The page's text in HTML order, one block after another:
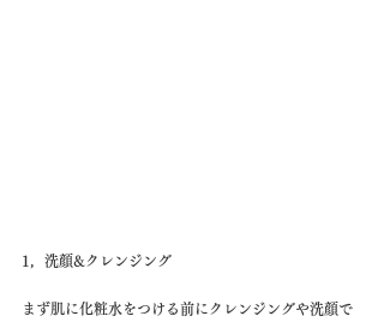
1，洗顔&クレンジング
まず肌に化粧水をつける前にクレンジングや洗顔で